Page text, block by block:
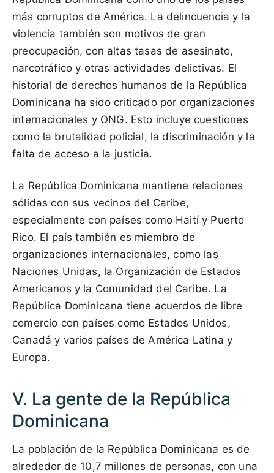
más corruptos de América. La delincuencia y la
violencia también son motivos de gran
preocupación, con altas tasas de asesinato,
narcotráfico y otras actividades delictivas. El
historial de derechos humanos de la República
Dominicana ha sido criticado por organizaciones
internacionales y ONG. Esto incluye cuestiones
como la brutalidad policial, la discriminación y la
falta de acceso a la justicia.
La República Dominicana mantiene relaciones
sólidas con sus vecinos del Caribe,
especialmente con países como Haití y Puerto
Rico. El país también es miembro de
organizaciones internacionales, como las
Naciones Unidas, la Organización de Estados
Americanos y la Comunidad del Caribe. La
República Dominicana tiene acuerdos de libre
comercio con países como Estados Unidos,
Canadá y varios países de América Latina y
Europa.
V. La gente de la República
Dominicana
La población de la República Dominicana es de
alrededor de 10,7 millones de personas, con una